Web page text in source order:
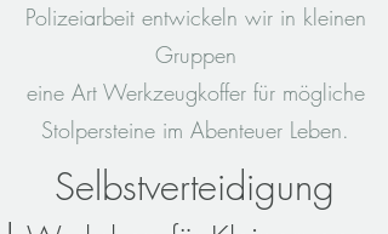
Polizeiarbeit entwickeln wir in kleinen
Gruppen
eine Art Werkzeugkoffer für mögliche
Stolpersteine im Abenteuer Leben.
Selbstverteidigung